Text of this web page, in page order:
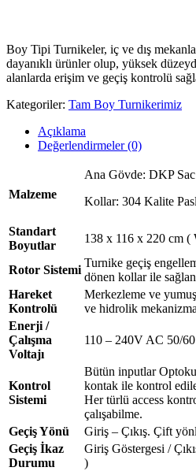
Boy Tipi Turnikeler, iç ve dış
dayanıklı ürünler olup, yüksek
alanlarda erişim ve geçiş kontrolü
Kategoriler: Tam Boy Turnikerimiz
Açıklama
Değerlendirmeler (0)
Malzeme
Ana Gövde: DKP
Kollar: 304 Kalite
Standart
Boyutlar
138 x 116 x 220 cm
Rotor Sistemi
Turnike geçiş
dönen kollar ile
Hareket
Kontrolü
Merkezleme ve
ve hidrolik
Enerji /
Çalışma
Voltajı
110 – 240V AC 50/
Kontrol
Sistemi
Bütün inputlar
kontak ile kontrol
Her türlü access
çalışabilme.
Geçiş Yönü
Giriş – Çıkış. Çift
Geçiş İkaz
Durumu
Giriş Göstergesi /
)